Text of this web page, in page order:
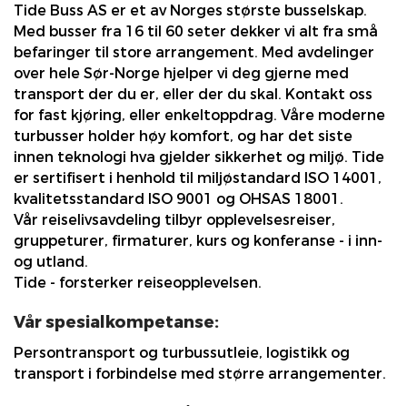
Tide Buss AS er et av Norges største busselskap.
Med busser fra 16 til 60 seter dekker vi alt fra små
befaringer til store arrangement. Med avdelinger
over hele Sør-Norge hjelper vi deg gjerne med
transport der du er, eller der du skal. Kontakt oss
for fast kjøring, eller enkeltoppdrag. Våre moderne
turbusser holder høy komfort, og har det siste
innen teknologi hva gjelder sikkerhet og miljø. Tide
er sertifisert i henhold til miljøstandard ISO 14001,
kvalitetsstandard ISO 9001 og OHSAS 18001.
Vår reiselivsavdeling tilbyr opplevelsesreiser,
gruppeturer, firmaturer, kurs og konferanse - i inn-
og utland.
Tide - forsterker reiseopplevelsen.
Vår spesialkompetanse:
Persontransport og turbussutleie, logistikk og
transport i forbindelse med større arrangementer.